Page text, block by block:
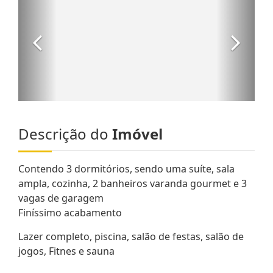
Descrição do Imóvel
Contendo 3 dormitórios, sendo uma suíte, sala
ampla, cozinha, 2 banheiros varanda gourmet e 3
vagas de garagem
Finíssimo acabamento
Lazer completo, piscina, salão de festas, salão de
jogos, Fitnes e sauna